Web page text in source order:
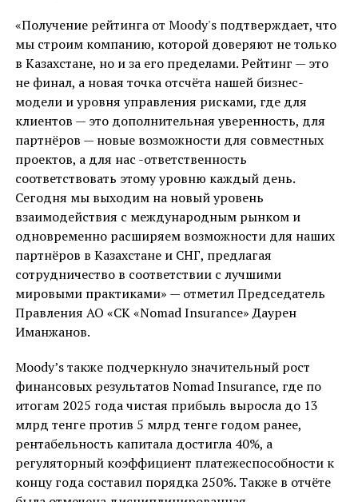
«Получение рейтинга от Moody's подтверждает, что
мы строим компанию, которой доверяют не только
в Казахстане, но и за его пределами. Рейтинг — это
не финал, а новая точка отсчёта нашей бизнес-
модели и уровня управления рисками, где для
клиентов — это дополнительная уверенность, для
партнёров — новые возможности для совместных
проектов, а для нас -ответственность
соответствовать этому уровню каждый день.
Сегодня мы выходим на новый уровень
взаимодействия с международным рынком и
одновременно расширяем возможности для наших
партнёров в Казахстане и СНГ, предлагая
сотрудничество в соответствии с лучшими
мировыми практиками» — отметил Председатель
Правления АО «СК «Nomad Insurance» Даурен
Иманжанов.
Moody’s также подчеркнуло значительный рост
финансовых результатов Nomad Insurance, где по
итогам 2025 года чистая прибыль выросла до 13
млрд тенге против 5 млрд тенге годом ранее,
рентабельность капитала достигла 40%, а
регуляторный коэффициент платежеспособности к
концу года составил порядка 250%. Также в отчёте